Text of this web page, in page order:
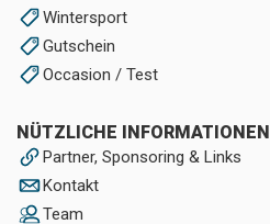
Wintersport
Gutschein
Occasion / Test
NÜTZLICHE INFORMATIONEN
Partner, Sponsoring & Links
Kontakt
Team